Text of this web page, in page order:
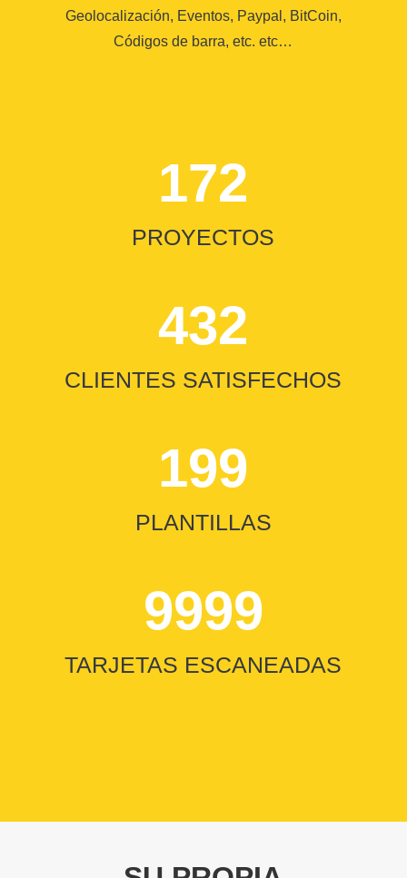
Geolocalización, Eventos, Paypal, BitCoin,
Códigos de barra, etc. etc…
172
PROYECTOS
432
CLIENTES SATISFECHOS
199
PLANTILLAS
9999
TARJETAS ESCANEADAS